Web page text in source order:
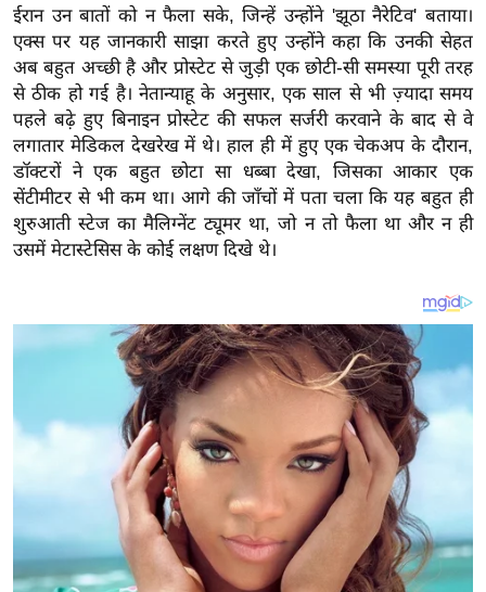
ब
ज
ट
खे
ल
क्रि
के
ट
L
2
6
इ
ई
ईरान उन बातों को न फैला सके, जिन्हें उन्होंने 'झूठा नैरेटिव' बताया।
एक्स पर यह जानकारी साझा करते हुए उन्होंने कहा कि उनकी सेहत
अब बहुत अच्छी है और प्रोस्टेट से जुड़ी एक छोटी-सी समस्या पूरी तरह
से ठीक हो गई है। नेतान्याहू के अनुसार, एक साल से भी ज़्यादा समय
पहले बढ़े हुए बिनाइन प्रोस्टेट की सफल सर्जरी करवाने के बाद से वे
लगातार मेडिकल देखरेख में थे। हाल ही में हुए एक चेकअप के दौरान,
डॉक्टरों ने एक बहुत छोटा सा धब्बा देखा, जिसका आकार एक
सेंटीमीटर से भी कम था। आगे की जाँचों में पता चला कि यह बहुत ही
शुरुआती स्टेज का मैलिग्नेंट ट्यूमर था, जो न तो फैला था और न ही
उसमें मेटास्टेसिस के कोई लक्षण दिखे थे।